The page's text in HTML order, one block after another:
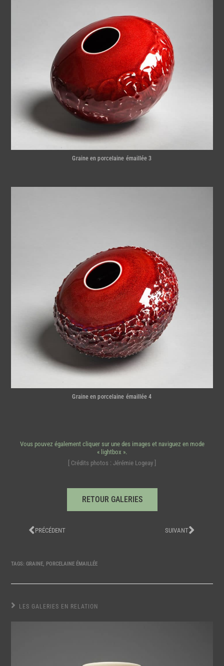
Graine en porcelaine émaillée 3
Graine en porcelaine émaillée 4
Vous pouvez également cliquer sur une des images et naviguez en mode
« lightbox ».
[ Crédits photos : Jérémie Logeay ]
RETOUR GALERIES
PRÉCÉDENT SUIVANT
TAGS:GRAINE, PORCELAINE ÉMAILLÉE
LES GALERIES EN RELATION